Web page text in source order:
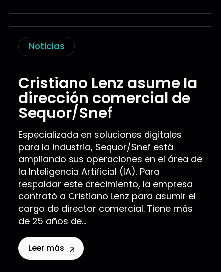
Noticias
Cristiano Lenz asume la
dirección comercial de
Sequor/Snef
Especializada en soluciones digitales
para la industria, Sequor/Snef está
ampliando sus operaciones en el área de
la Inteligencia Artificial (IA). Para
respaldar este crecimiento, la empresa
contrató a Cristiano Lenz para asumir el
cargo de director comercial. Tiene más
de 25 años de...
Leer más